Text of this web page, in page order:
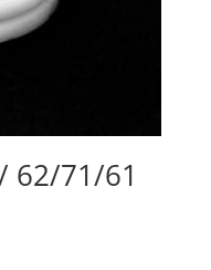
62/71/61